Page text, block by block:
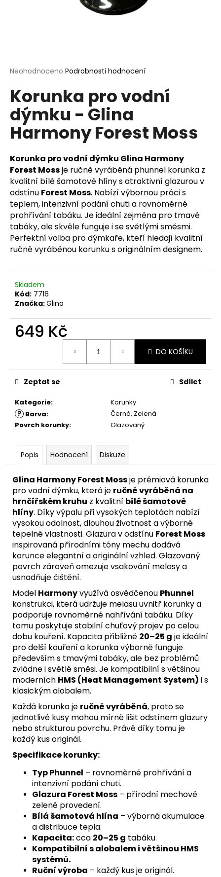
Průměrné
produktu
je
0,0
z
5
hvězdiček.
Neohodnoceno Podrobnosti hodnocení
Korunka pro vodní
dýmku - Glina
Harmony Forest Moss
Korunka pro vodní dýmku Glina Harmony
Forest Mossje ručně vyráběná phunnel korunka z
kvalitní bílé šamotové hlíny s atraktivní glazurou v
odstínu Forest Moss. Nabízí výbornou práci s
teplem, intenzivní podání chuti a rovnoměrné
prohřívání tabáku. Je ideální zejména pro tmavé
tabáky, ale skvěle funguje i se světlými směsmi.
Perfektní volba pro dýmkaře, kteří hledají kvalitní
ručně vyráběnou korunku s originálním designem.
Skladem
Kód: 7716
Značka:Glina
649 Kč
DO KOŠÍKU
Kategorie: Korunky
? Barva:
Černá, Zelená
Povrch korunky: Glazovaný
Zeptat se Sdílet
Popis Hodnocení Diskuze
Glina Harmony Forest Mossje prémiová korunka
pro vodní dýmku, která je ručně vyráběná na
hrnčířském kruhu z kvalitní bílé šamotové
hlíny. Díky výpalu při vysokých teplotách nabízí
vysokou odolnost, dlouhou životnost a výborné
tepelné vlastnosti. Glazura v odstínu Forest Moss
inspirovaná přírodními tóny mechu dodává
korunce elegantní a originální vzhled. Glazovaný
povrch zároveň omezuje vsakování melasy a
usnadňuje čištění.
Model Harmonyvyužívá osvědčenou Phunnel
konstrukci, která udržuje melasu uvnitř korunky a
podporuje rovnoměrné nahřívání tabáku. Díky
tomu poskytuje stabilní chuťový projev po celou
dobu kouření. Kapacita přibližně 20–25 g je ideální
pro delší kouření a korunka výborně funguje
především s tmavými tabáky, ale bez problémů
zvládne i světlé směsi. Je kompatibilní s většinou
moderních HMS (Heat Management System) i s
klasickým alobalem.
Každá korunka je ručně vyráběná, proto se
jednotlivé kusy mohou mírně lišit odstínem glazury
nebo strukturou povrchu. Právě díky tomu je
každý kus originál.
Specifikace korunky:
Typ Phunnel – rovnoměrné prohřívání a
intenzivní podání chuti.
Glazura Forest Moss – přírodní mechově
zelené provedení.
Bílá šamotová hlína – výborná akumulace
a distribuce tepla.
Kapacita:cca 20–25 g tabáku.
Kompatibilní s alobalem i většinou HMS
systémů.
Ruční výroba – každý kus je originál.
HLEDAT
D
o
p
o
r
u
č
u
j
e